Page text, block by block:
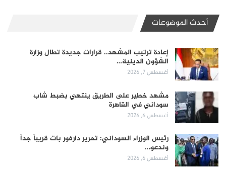
أحدث الموضوعات
إعادة ترتيب المشهد.. قرارات جديدة تطال وزارة
الشؤون الدينية…
أغسطس 7, 2026
مشهد خطير على الطريق ينتهي بضبط شاب
سوداني في القاهرة
أغسطس 6, 2026
رئيس الوزراء السوداني: تحرير دارفور بات قريباً جداً
وندعو…
أغسطس 6, 2026